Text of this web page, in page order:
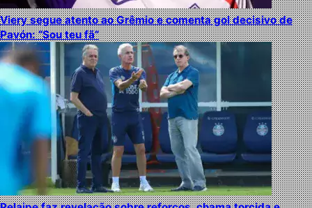
Viery segue atento ao Grêmio e comenta gol decisivo de
Pavón: “Sou teu fã”